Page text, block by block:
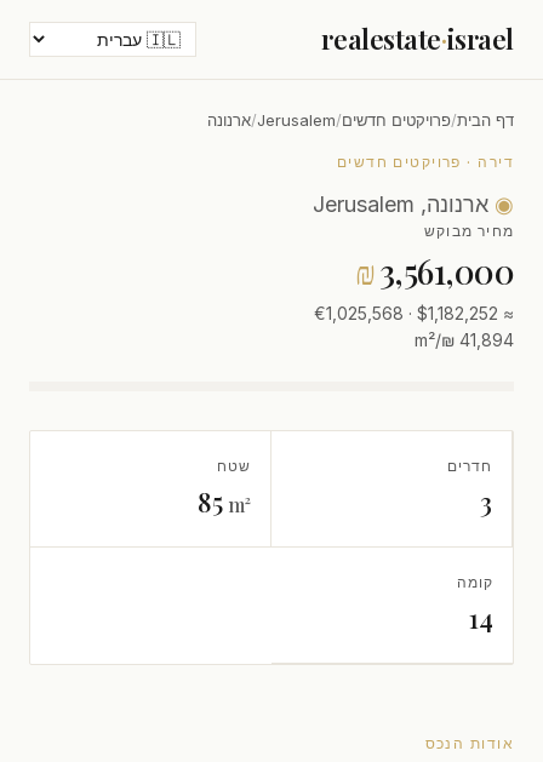
realestate·israel
דף הבית/פרויקטים חדשים/
Jerusalem
/ארנונה
דירה · פרויקטים חדשים
◉ ארנונה, Jerusalem
מחיר מבוקש
₪3,561,000
≈ $1,182,252 · €1,025,568
41,894 ₪/m²
חדרים
3
שטח
85 m²
קומה
14
אודות הנכס